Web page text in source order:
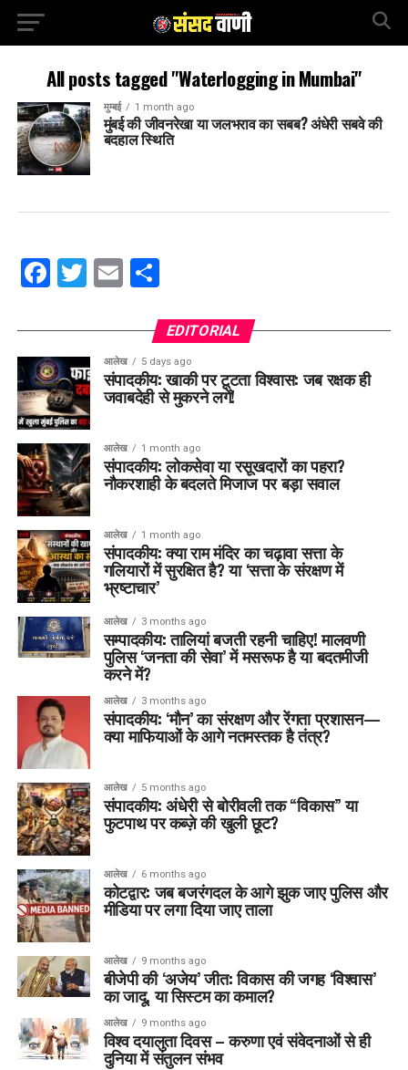
All posts tagged "Waterlogging in Mumbai"
मुम्बई 1 month ago
मुंबई की जीवनरेखा या जलभराव का सबब? अंधेरी सबवे की
बदहाल स्थिति
Facebook
Twitter
EmailShare
EDITORIAL
आलेख 5 days ago
संपादकीय: खाकी पर टूटता विश्वास: जब रक्षक ही
जवाबदेही से मुकरने लगें!
आलेख 1 month ago
संपादकीय: लोकसेवा या रसूखदारों का पहरा?
नौकरशाही के बदलते मिजाज पर बड़ा सवाल
आलेख 1 month ago
संपादकीय: क्या राम मंदिर का चढ़ावा सत्ता के
गलियारों में सुरक्षित है? या ‘सत्ता के संरक्षण में
भ्रष्टाचार’
आलेख 3 months ago
सम्पादकीय: तालियां बजती रहनी चाहिए! मालवणी
पुलिस ‘जनता की सेवा’ में मसरूफ है या बदतमीजी
करने में?
आलेख 3 months ago
संपादकीय: ‘मौन’ का संरक्षण और रेंगता प्रशासन—
क्या माफियाओं के आगे नतमस्तक है तंत्र?
आलेख 5 months ago
संपादकीय: अंधेरी से बोरीवली तक “विकास” या
फुटपाथ पर कब्ज़े की खुली छूट?
आलेख 6 months ago
कोटद्वार: जब बजरंगदल के आगे झुक जाए पुलिस और
मीडिया पर लगा दिया जाए ताला
आलेख 9 months ago
बीजेपी की ‘अजेय’ जीत: विकास की जगह ‘विश्वास’
का जादू, या सिस्टम का कमाल?
आलेख 9 months ago
विश्व दयालुता दिवस – करुणा एवं संवेदनाओं से ही
दुनिया में संतुलन संभव